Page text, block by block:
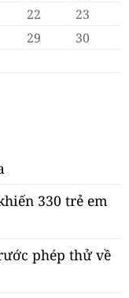
22
23
29
30
330 trẻ em
phép thử về